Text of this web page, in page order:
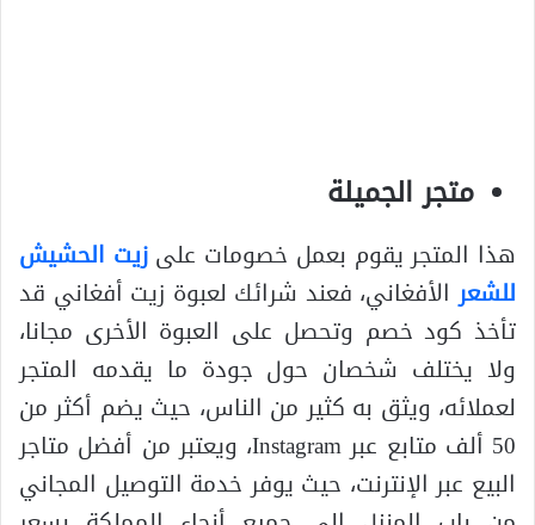
متجر الجميلة
هذا المتجر يقوم بعمل خصومات علىزيت الحشيش
للشعر الأفغاني، فعند شرائك لعبوة زيت أفغاني قد
تأخذ كود خصم وتحصل على العبوة الأخرى مجانا،
ولا يختلف شخصان حول جودة ما يقدمه المتجر
لعملائه، ويثق به كثير من الناس، حيث يضم أكثر من
50 ألف متابع عبر Instagram، ويعتبر من أفضل متاجر
البيع عبر الإنترنت، حيث يوفر خدمة التوصيل المجاني